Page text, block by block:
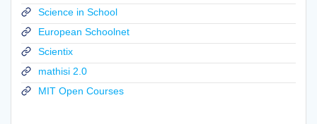
Science in School
European Schoolnet
Scientix
mathisi 2.0
MIT Open Courses